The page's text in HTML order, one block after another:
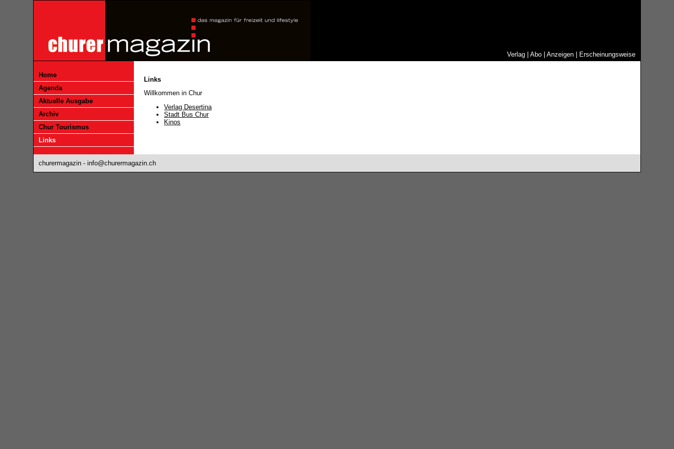
Verlag| Abo| Anzeigen| Erscheinungsweise
Home
Agenda
Aktuelle Ausgabe
Archiv
Chur Tourismus
Links
Links
Willkommen in Chur
Verlag Desertina
Stadt Bus Chur
Kinos
churermagazin -info@churermagazin.ch